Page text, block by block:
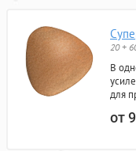
20 +
В
для
от